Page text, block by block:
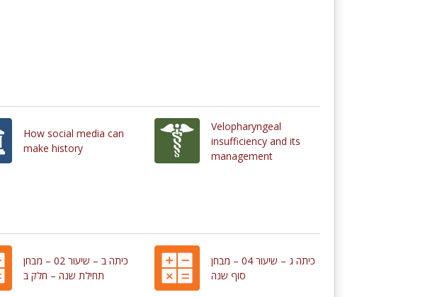
How social media can
make history
Velopharyngeal
insufficiency and its
management
כיתה ב – שיעור 02 – מבחן
תחילת שנה – חלק ב
כיתה ג – שיעור 04 – מבחן
סוף שנה